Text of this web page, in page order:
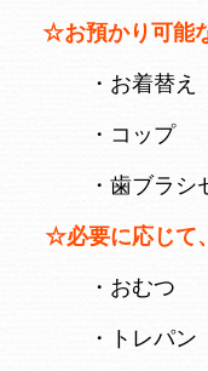
☆お預かり可能
・お着替え
・コップ
・歯ブラシ
☆必要に応じて
・おむつ
・トレパン